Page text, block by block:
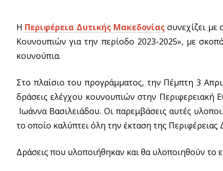
Η Περιφέρεια Δυτικής Μακεδονίας συνεχίζει
Κουνουπιών για την περίοδο 2023-2025», με
κουνούπια.
Στο πλαίσιο του προγράμματος, την Πέμπτη 3
δράσεις ελέγχου κουνουπιών στην Περιφερειακή
Ιωάννα Βασιλειάδου. Οι παρεμβάσεις αυτές
το οποίο καλύπτει όλη την έκταση της Περιφέρειας
Δράσεις που υλοποιήθηκαν και θα υλοποιηθούν το